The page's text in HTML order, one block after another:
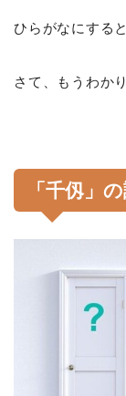
ひらがなにする
さて、もうわか
「千仭」